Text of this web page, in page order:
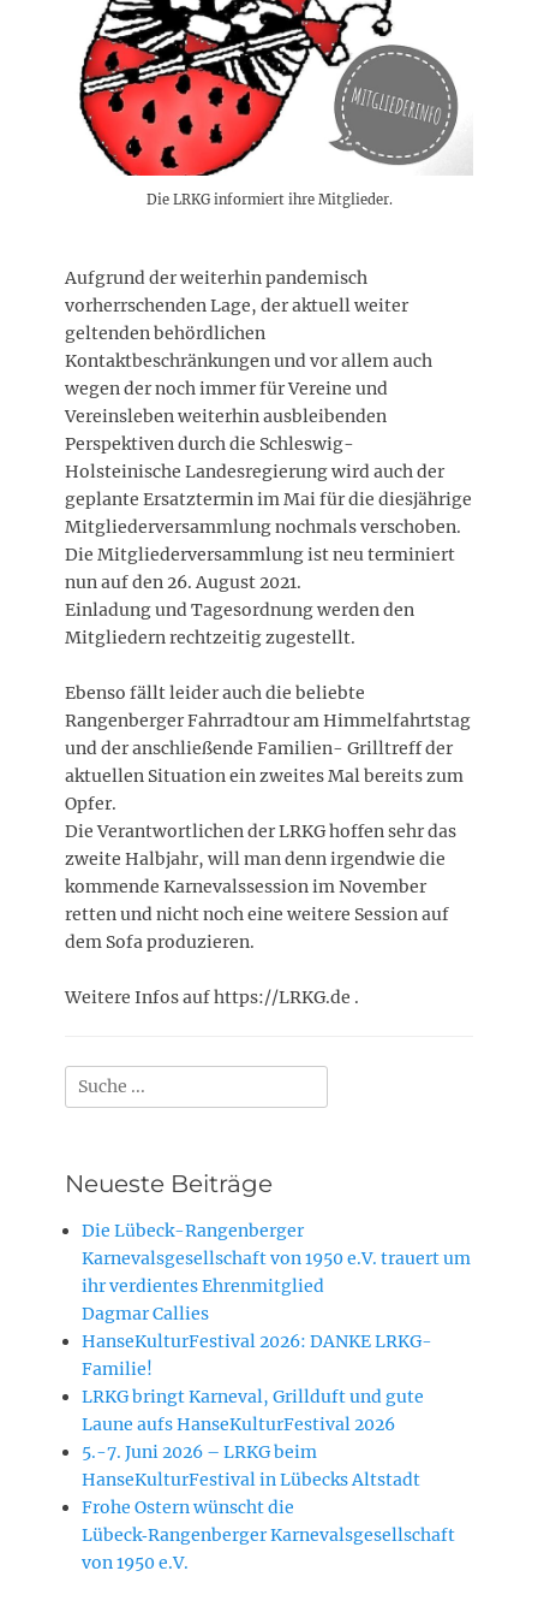
Die LRKG informiert ihre Mitglieder.
Aufgrund der weiterhin pandemisch
vorherrschenden Lage, der aktuell weiter
geltenden behördlichen
Kontaktbeschränkungen und vor allem auch
wegen der noch immer für Vereine und
Vereinsleben weiterhin ausbleibenden
Perspektiven durch die Schleswig-
Holsteinische Landesregierung wird auch der
geplante Ersatztermin im Mai für die diesjährige
Mitgliederversammlung nochmals verschoben.
Die Mitgliederversammlung ist neu terminiert
nun auf den 26. August 2021.
Einladung und Tagesordnung werden den
Mitgliedern rechtzeitig zugestellt.
Ebenso fällt leider auch die beliebte
Rangenberger Fahrradtour am Himmelfahrtstag
und der anschließende Familien- Grilltreff der
aktuellen Situation ein zweites Mal bereits zum
Opfer.
Die Verantwortlichen der LRKG hoffen sehr das
zweite Halbjahr, will man denn irgendwie die
kommende Karnevalssession im November
retten und nicht noch eine weitere Session auf
dem Sofa produzieren.
Weitere Infos auf https://LRKG.de .
Suchen
nach:
Neueste Beiträge
Die Lübeck-Rangenberger
Karnevalsgesellschaft von 1950 e.V. trauert um
ihr verdientes Ehrenmitglied
Dagmar Callies
HanseKulturFestival 2026: DANKE LRKG-
Familie!
LRKG bringt Karneval, Grillduft und gute
Laune aufs HanseKulturFestival 2026
5.-7. Juni 2026 – LRKG beim
HanseKulturFestival in Lübecks Altstadt
Frohe Ostern wünscht die
Lübeck‑Rangenberger Karnevalsgesellschaft
von 1950 e.V.